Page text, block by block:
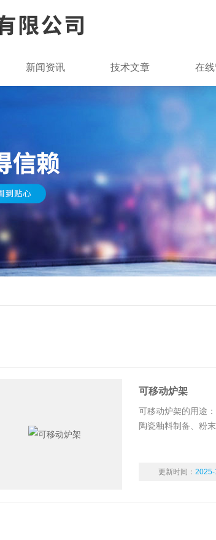
新闻资讯 技术文章 在
可移动炉架
可移动炉架的用途
陶瓷釉料制备、粉
更新时间：